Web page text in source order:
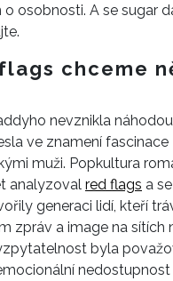
o osobnosti. A se sugar
chceme
nevznikla
ve znamení fascinace
muži. Popkultura
analyzoval red flags a
generaci lidí, kteří
zpráv a image na sítích
byla